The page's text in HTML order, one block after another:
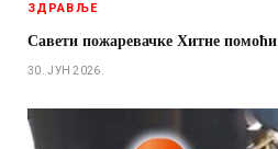
ЗДРАВЉЕ
Савети пожаревачке Хитне
30. ЈУН 2026.